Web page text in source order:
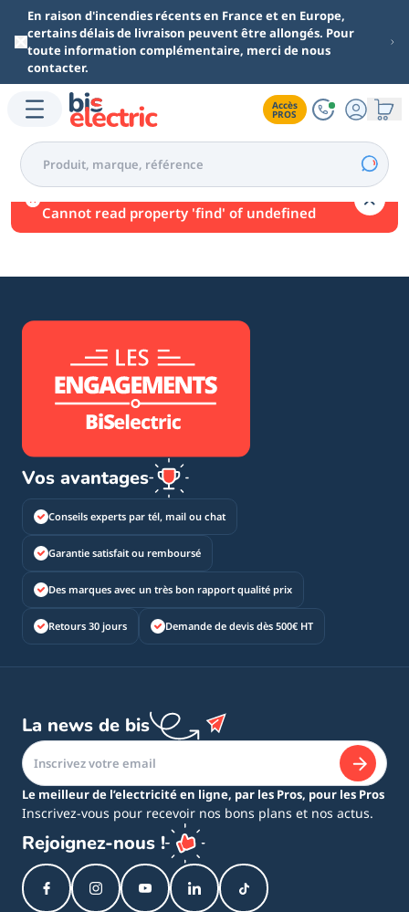
Aller au contenu principal
En raison d'incendies récents en France et en Europe,
certains délais de livraison peuvent être allongés. Pour
toute information complémentaire, merci de nous
contacter.
Accès
PROS
Une erreur est survenue.
Cannot read property 'find' of undefined
Vos avantages
Conseils experts par tél, mail ou chat
Garantie satisfait ou remboursé
Des marques avec un très bon rapport qualité prix
Retours 30 jours Demande de devis dès 500€ HT
La news de bis
Le meilleur de l’electricité en ligne, par les Pros, pour les Pros
Inscrivez-vous pour recevoir nos bons plans et nos actus.
Rejoignez-nous !